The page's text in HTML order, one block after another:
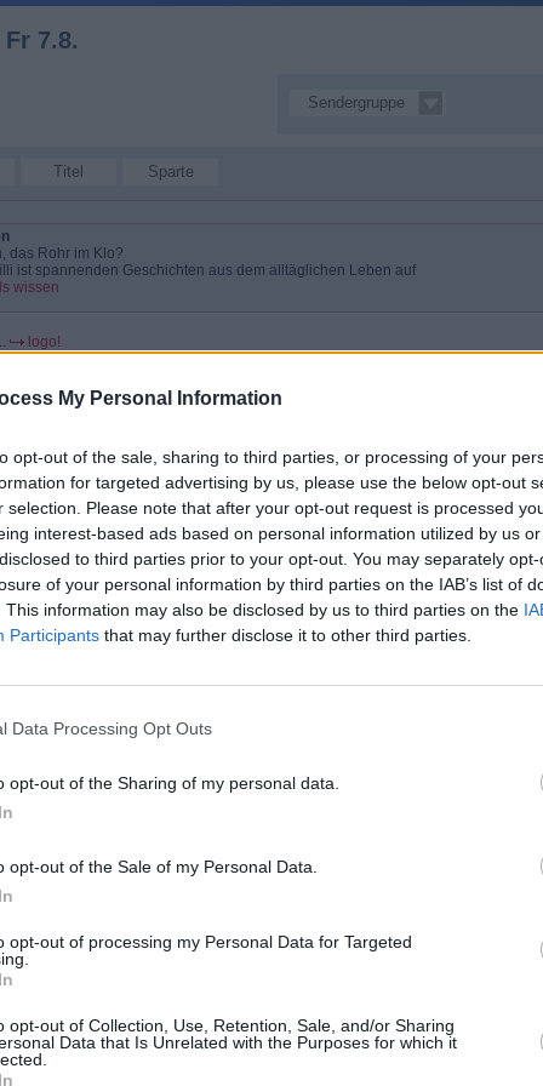
My Personal Information
opt-out of the sale, sharing to third parties, or processing of your
for targeted advertising by us, please use the below opt-out
selection. Please note that after your opt-out request is processed
interest-based ads based on personal information utilized by us
to third parties prior to your opt-out. You may separately
of your personal information by third parties on the IAB’s list of
This information may also be disclosed by us to third parties on the
Participants that may further disclose it to other third parties.
Data Processing Opt Outs
opt-out of the Sharing of my personal data.
opt-out of the Sale of my Personal Data.
opt-out of processing my Personal Data for Targeted
opt-out of Collection, Use, Retention, Sale, and/or Sharing
Data that Is Unrelated with the Purposes for which it
Fr 7.8.
Sendergruppe
Titel Sparte
das Rohr im Klo?
ist spannenden Geschichten aus dem alltäglichen Leben auf
wissen
logo!
Baseball
Baseball Kikaninchen macht einen Ausflug mit einem Roller. Als er
Schnipselwelt
seine Freunde verabschieden sich
seine Freunde verabschieden sich In der Schnipselwelt erleben
und Christian jeden Tag ein neues Abenteuer: Eine Fahrt mit der
ein...
Kikaninchen Schnipselwelt
Auf dem Geschichtenkissen wünscht sich
Anni eine Geschichte über ein Mädchen namens Hawa. Hawa hat eine
lass uns spielen! Heute ist ein schöner Tag. Einer von ganz vielen.
mit Kikaninchen und Christian
mit Kikaninchen und Christian Kikaninchen und Christian
an den See. Unterwegs singen sie ihr Sommerlied und erfreuen
selbstgemacht
Baumhaus